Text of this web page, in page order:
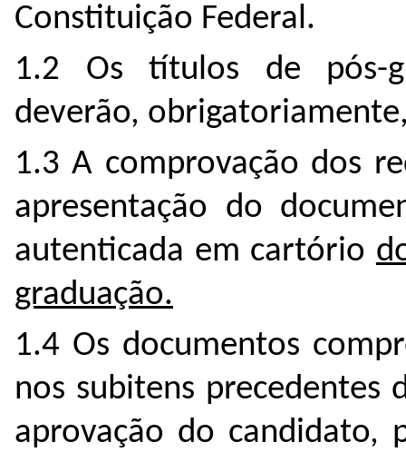
Constituição Federal.
1.2 Os títulos de pós-
deverão,
1.3 A comprovação dos
apresentação do
autenticada em cartório
graduação.
1.4 Os documentos
nos subitens precedentes
aprovação do candidato,